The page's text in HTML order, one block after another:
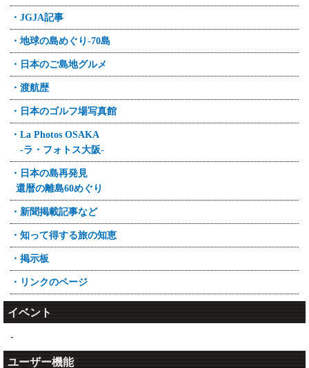
・JGJA記事
・地球の島めぐり-70島
・日本のご島地グルメ
・渡航歴
・日本のゴルフ場写真館
・La Photos OSAKA
-ラ・フォトス大阪-
・日本の島再発見
還暦の離島60めぐり
・新聞掲載記事など
・知って得する旅の知恵
・掲示板
・リンクのページ
イベント
-
ユーザー機能